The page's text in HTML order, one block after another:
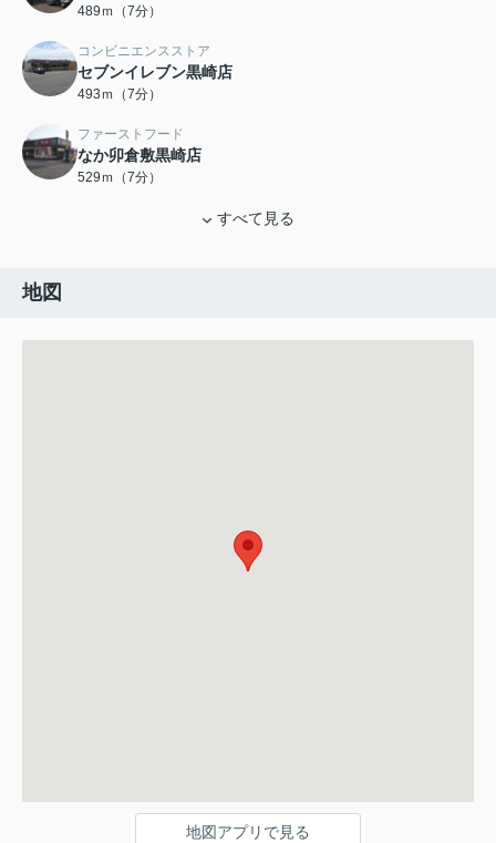
489ｍ（7分）
コンビニエンスストア
セブンイレブン黒崎店
493ｍ（7分）
ファーストフード
なか卯倉敷黒崎店
529ｍ（7分）
すべて見る
地図
地図アプリで見る